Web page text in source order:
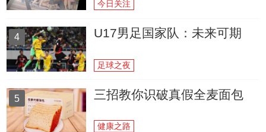
今日关注
4 U17男足国家队：未来可期
足球之夜
5 三招教你识破真假全麦面包
健康之路